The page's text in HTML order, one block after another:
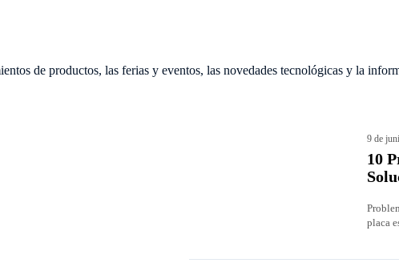
de productos, las ferias y eventos, las novedades tecnológicas y la
9 de
10
placa